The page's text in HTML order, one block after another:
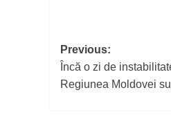
Post
navigation
Previous:
Încă o zi de
Regiunea Moldovei